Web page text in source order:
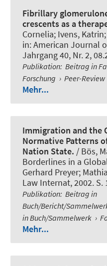
Fibrillary
crescents as a
Cornelia; Ivens,
in:American Journal
Jahrgang 40, Nr. 2,
Publikation: Beitrag in
Forschung › Peer-Review
Mehr...
Immigration and the
Normative Patterns
Nation State. / Bös,
Borderlines in a
Gerhard Preyer;
Law Internat, 2002. S.
Publikation: Beitrag in
Buch/Bericht/
in Buch/Sammelwerk ›
Mehr...